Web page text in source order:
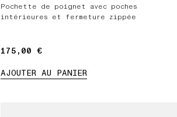
Pochette de poignet avec poches
intérieures et fermeture zippée
175,00 €
175,00 €
AJOUTER AU PANIER